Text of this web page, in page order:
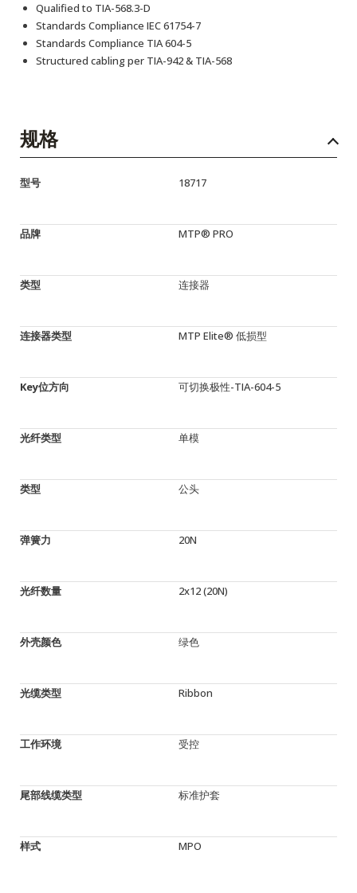
Qualified to TIA-568.3-D
Standards Compliance IEC 61754-7
Standards Compliance TIA 604-5
Structured cabling per TIA-942 & TIA-568
规格
型号 18717
品牌 MTP® PRO
类型 连接器
连接器类型 MTP Elite® 低损型
Key位方向 可切换极性-TIA-604-5
光纤类型 单模
类型 公头
弹簧力 20N
光纤数量 2x12 (20N)
外壳颜色 绿色
光缆类型 Ribbon
工作环境 受控
尾部线缆类型 标准护套
样式 MPO